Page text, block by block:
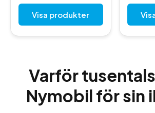
Visa produkter
Varför
Nymobil för sin